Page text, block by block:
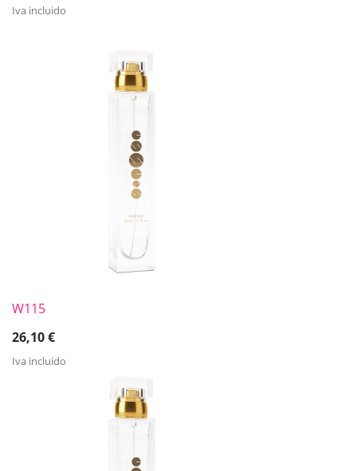
Iva incluido
W115
26,10€
Iva incluido